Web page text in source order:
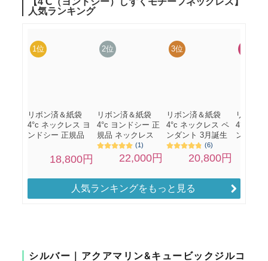
人気ランキングをもっと見る
シルバー｜アクアマリン&キュービックジルコ